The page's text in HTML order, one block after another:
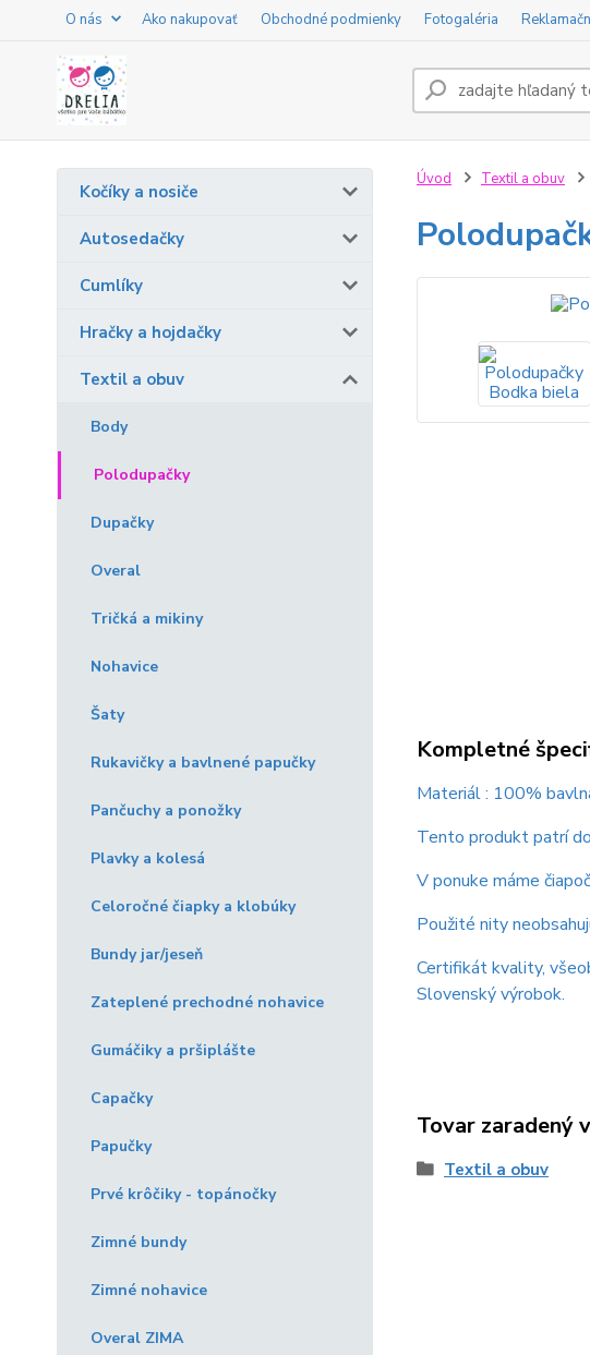
O nás Ako nakupovať Obchodné podmienky Fotogaléria
Kočíky a nosiče
Autosedačky
Cumlíky
Hračky a hojdačky
Textil a obuv
Body
Polodupačky
Dupačky
Overal
Tričká a mikiny
Nohavice
Šaty
Rukavičky a bavlnené papučky
Pančuchy a ponožky
Plavky a kolesá
Celoročné čiapky a klobúky
Bundy jar/jeseň
Zateplené prechodné nohavice
Gumáčiky a pršiplášte
Capačky
Papučky
Prvé krôčiky - topánočky
Zimné bundy
Zimné nohavice
Overal ZIMA
Úvod Textil a obuv
Kompletné
Materiál : 100%
Tento produkt patrí
V ponuke máme
Použité nity
Certifikát kvality,
Slovenský výrobok.
Tovar zaradený
Textil a obuv